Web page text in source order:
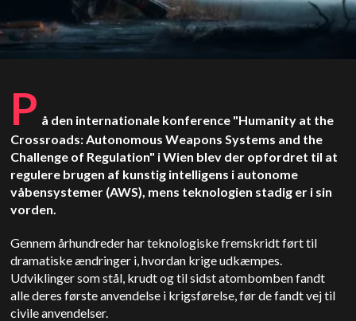
P å den internationale konference "Humanity at the
Crossroads: Autonomous Weapons Systems and the
Challenge of Regulation" i Wien blev der opfordret til at
regulere brugen af kunstig intelligens i autonome
våbensystemer (AWS), mens teknologien stadig er i sin
vorden.
Gennem århundreder har teknologiske fremskridt ført til
dramatiske ændringer i, hvordan krige udkæmpes.
Udviklinger som stål, krudt og til sidst atombomben fandt
alle deres første anvendelse i krigsførelse, før de fandt vej til
civile anvendelser.